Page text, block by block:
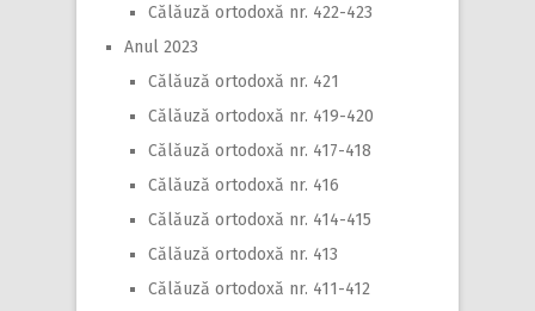
Călăuză ortodoxă nr. 422-423
Anul 2023
Călăuză ortodoxă nr. 421
Călăuză ortodoxă nr. 419-420
Călăuză ortodoxă nr. 417-418
Călăuză ortodoxă nr. 416
Călăuză ortodoxă nr. 414-415
Călăuză ortodoxă nr. 413
Călăuză ortodoxă nr. 411-412